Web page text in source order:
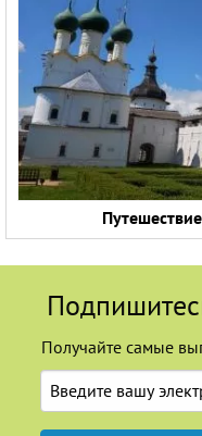
Получайте самые